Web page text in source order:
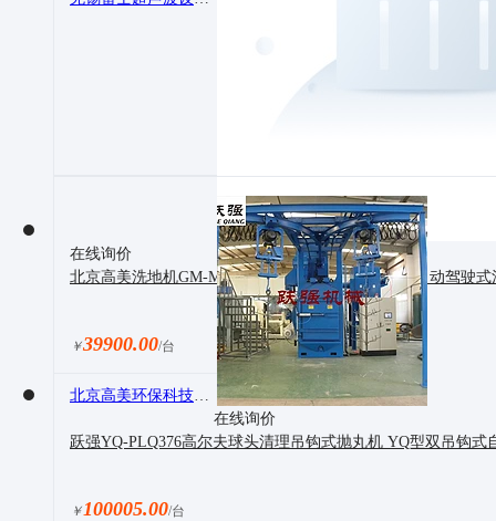
在线询价
北京高美洗地机GM-MINI北京洗地机工厂车间用全自动驾驶式
￥39900.00/台
北京高美环保科技有限公司
在线询价
跃强YQ-PLQ376高尔夫球头清理吊钩式抛丸机 YQ型双吊钩式
￥100005.00/台